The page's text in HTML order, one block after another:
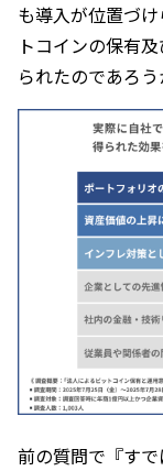
も導入が位置づ
トコインの保有
られたのであろう
前の質問で『すで